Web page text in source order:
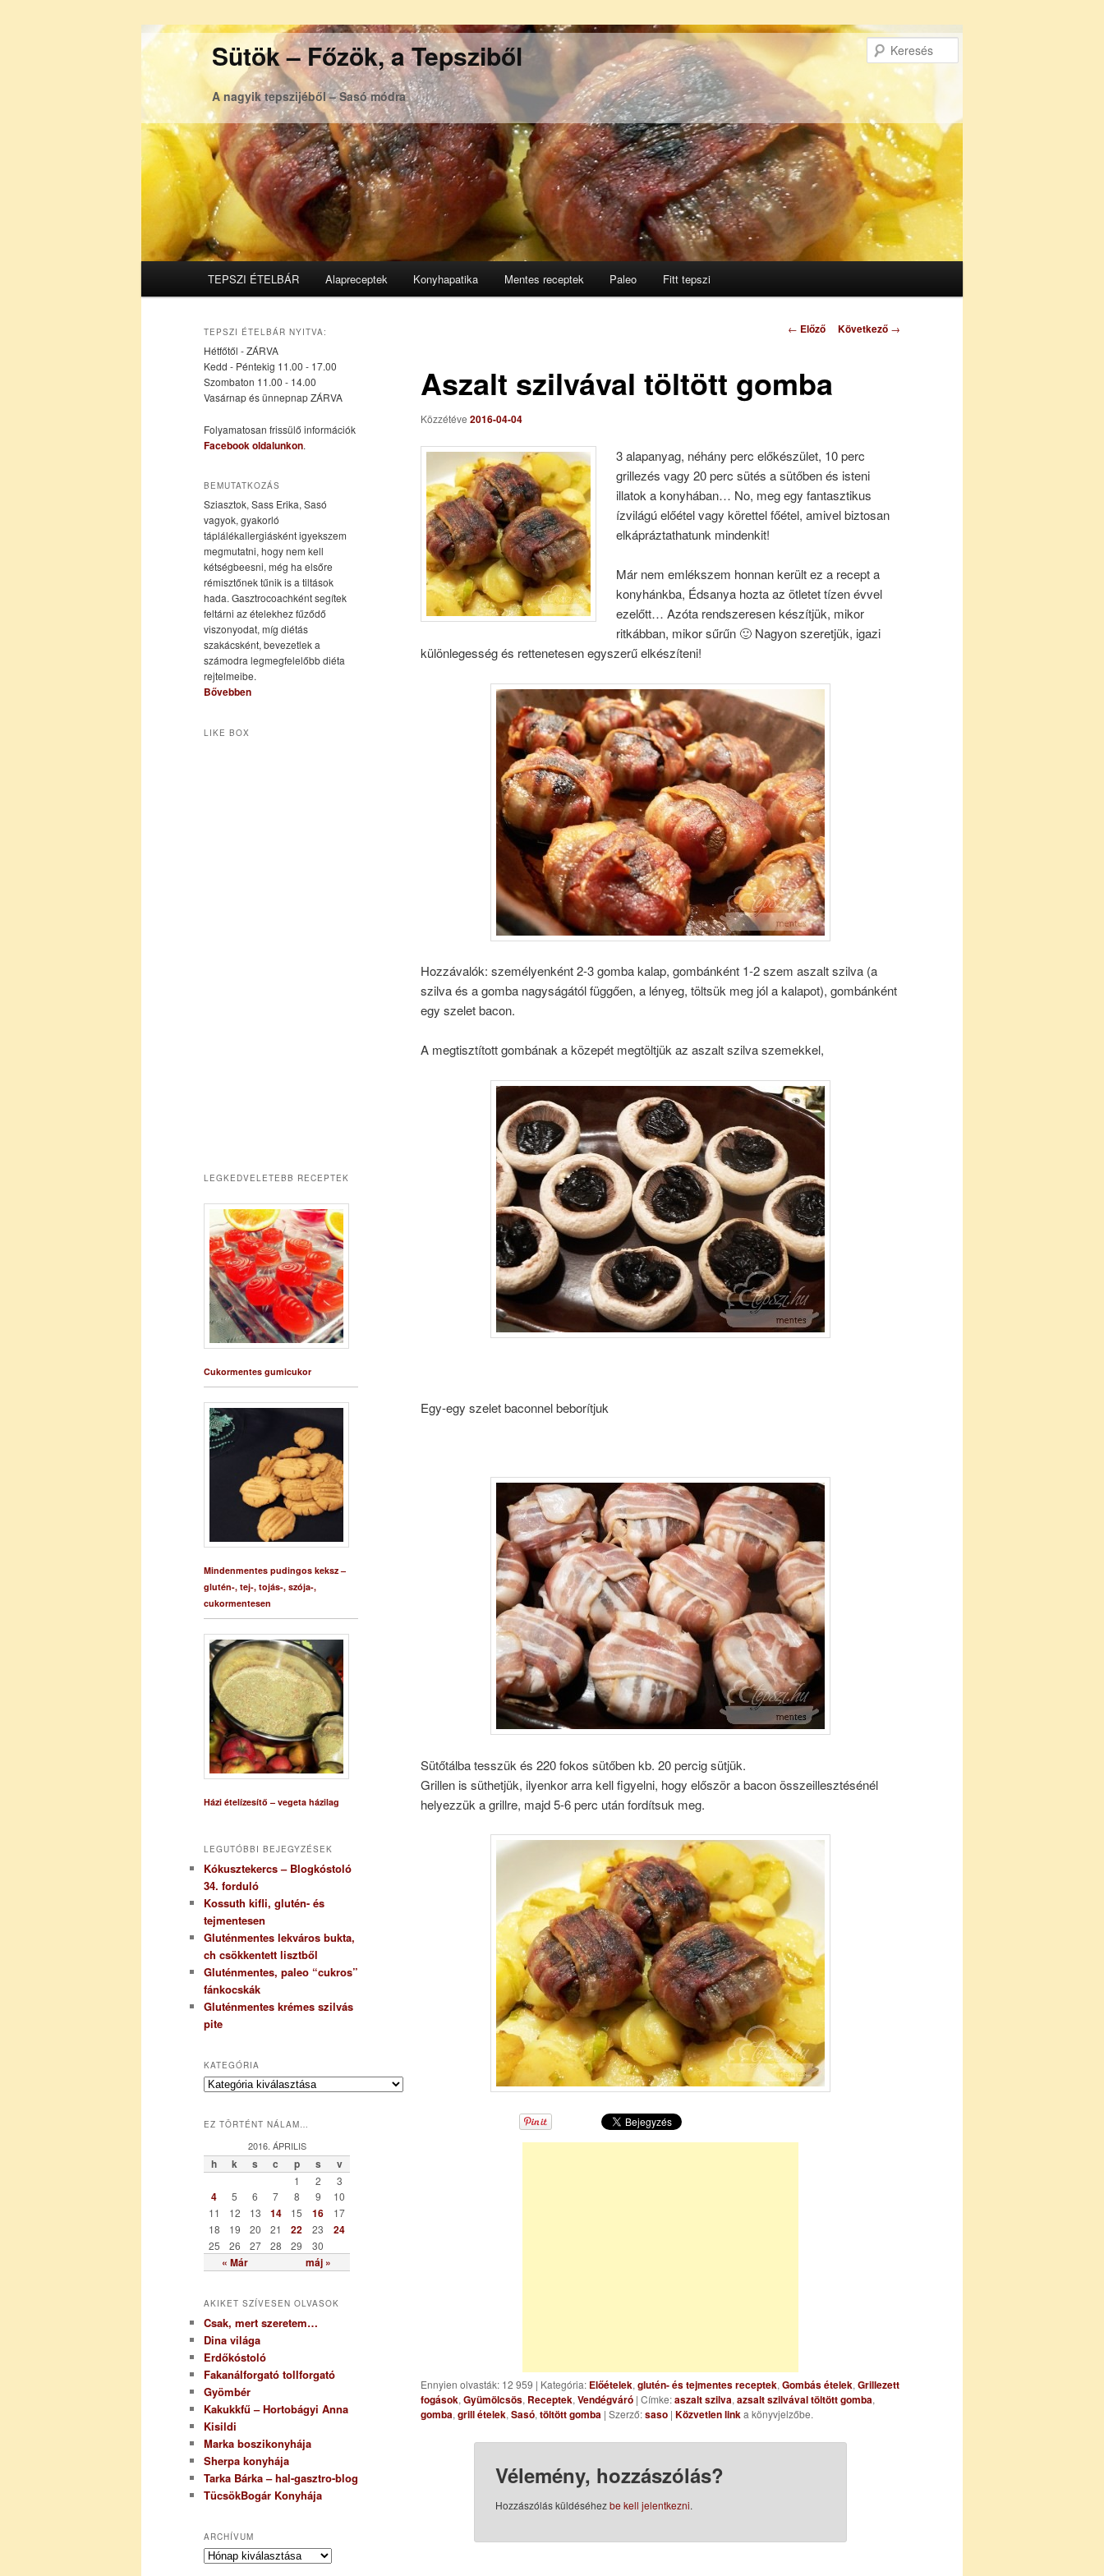
Sütök – Főzök, a Tepsziből
A nagyik tepszijéből – Sasó módra
Tovább
elsődleges
tartalomra
Tovább
másodlagos
tartalomra
TEPSZI ÉTELBÁR Alapreceptek Konyhapatika Mentes receptek Paleo Fitt tepszi
Bejegyzés
← Előző Következő →
Aszalt szilvával töltött gomba
Közzétéve 2016-04-04
3 alapanyag, néhány perc előkészület, 10 perc
grillezés vagy 20 perc sütés a sütőben és isteni
illatok a konyhában… No, meg egy fantasztikus
ízvilágú előétel vagy körettel főétel, amivel biztosan
elkápráztathatunk mindenkit!
Már nem emlékszem honnan került ez a recept a
konyhánkba, Édsanya hozta az ötletet tízen évvel
ezelőtt… Azóta rendszeresen készítjük, mikor
ritkábban, mikor sűrűn 🙂 Nagyon szeretjük, igazi
különlegesség és rettenetesen egyszerű elkészíteni!
Hozzávalók: személyenként 2-3 gomba kalap, gombánként 1-2 szem aszalt szilva (a
szilva és a gomba nagyságától függően, a lényeg, töltsük meg jól a kalapot), gombánként
egy szelet bacon.
A megtisztított gombának a közepét megtöltjük az aszalt szilva szemekkel,
Egy-egy szelet baconnel beborítjuk
Sütőtálba tesszük és 220 fokos sütőben kb. 20 percig sütjük.
Grillen is süthetjük, ilyenkor arra kell figyelni, hogy először a bacon összeillesztésénél
helyezzük a grillre, majd 5-6 perc után fordítsuk meg.
Ennyien olvasták: 12 959 | Kategória: Előételek,glutén- és tejmentes receptek,Gombás ételek,Grillezett
fogások,Gyümölcsös, Receptek,Vendégváró | Címke:aszalt szilva,azsalt szilvával töltött gomba,
gomba,grill ételek,Sasó,töltött gomba | Szerző:saso | Közvetlen linka könyvjelzőbe.
Vélemény, hozzászólás?
Hozzászólás küldéséhezbe kell jelentkezni.
TEPSZI ÉTELBÁR NYITVA:
Hétfőtől - ZÁRVA
Kedd - Péntekig 11.00 - 17.00
Szombaton 11.00 - 14.00
Vasárnap és ünnepnap ZÁRVA
Folyamatosan frissülő információk
Facebook oldalunkon.
BEMUTATKOZÁS
Sziasztok, Sass Erika, Sasó
vagyok, gyakorló
táplálékallergiásként igyekszem
megmutatni, hogy nem kell
kétségbeesni, még ha elsőre
rémisztőnek tűnik is a tiltások
hada. Gasztrocoachként segítek
feltárni az ételekhez fűződő
viszonyodat, míg diétás
szakácsként, bevezetlek a
számodra legmegfelelőbb diéta
rejtelmeibe.
Bővebben
LIKE BOX
LEGKEDVELETEBB RECEPTEK
Cukormentes gumicukor
Mindenmentes pudingos keksz –
glutén-, tej-, tojás-, szója-,
cukormentesen
Házi ételízesítő – vegeta házilag
LEGUTÓBBI BEJEGYZÉSEK
Kókusztekercs – Blogkóstoló
34. forduló
Kossuth kifli, glutén- és
tejmentesen
Gluténmentes lekváros bukta,
ch csökkentett lisztből
Gluténmentes, paleo “cukros”
fánkocskák
Gluténmentes krémes szilvás
pite
KATEGÓRIA
K
e
r
EZ TÖRTÉNT NÁLAM…
2016. ÁPRILIS
h k s c p s v
« Már máj »
1 2 3
4 5 6 7 8 9
10
11
12 13 14 15 16
17
18
19 20 21 22 23 24
25 26 27 28 29 30
AKIKET SZÍVESEN OLVASOK
Csak, mert szeretem…
Dina világa
Erdőkóstoló
Fakanálforgató tollforgató
Gyömbér
Kakukkfű – Hortobágyi Anna
Kisildi
Marka boszikonyhája
Sherpa konyhája
Tarka Bárka – hal-gasztro-blog
TücsökBogár Konyhája
ARCHÍVUM
A